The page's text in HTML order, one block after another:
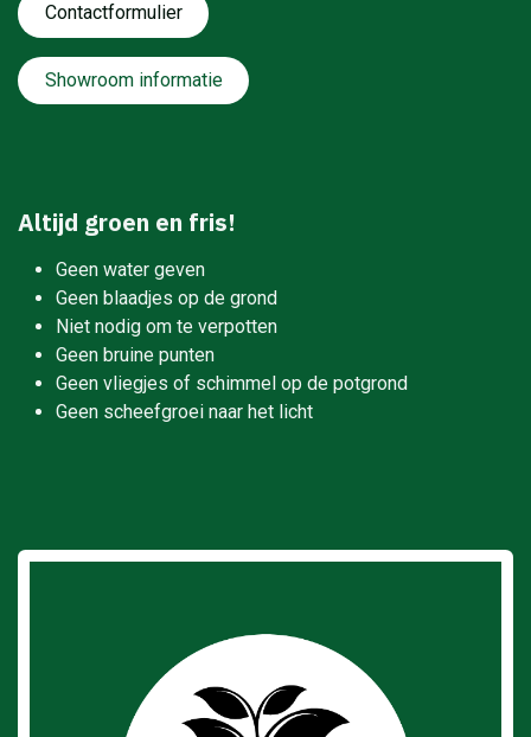
Contactformulie​​​​​​​​r
Showroom informatie
Altijd groen en fris!
Geen water geven
Geen blaadjes op de grond
Niet nodig om te verpotten
Geen bruine punten
Geen vliegjes of schimmel op de potgrond
Geen scheefgroei naar het licht